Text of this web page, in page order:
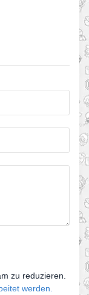
zu reduzieren.
werden.